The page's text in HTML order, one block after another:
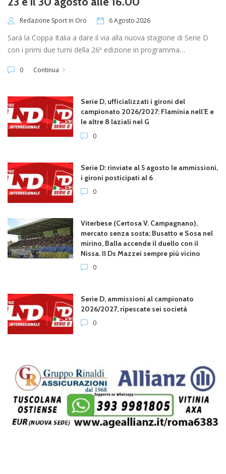
Redazione Sport In Oro 6 Agosto 2026
Sarà la Coppa Italia a dare il via alla nuova stagione di Serie D
con i primi due turni della 26ª edizione in programma…
0 Continua
Serie D, ufficializzati i gironi del
campionato 2026/2027: Flaminia nell’E e
le altre 8 laziali nel G
0
Serie D: rinviate al 5 agosto le ammissioni,
i gironi posticipati al 6
0
Viterbese (Certosa V. Campagnano),
mercato senza sosta: Busatto e Sosa nel
mirino, Balla accende il duello con il
Nissa. Il Ds Mazzei sempre più vicino
0
Serie D, ammissioni al campionato
2026/2027, ripescate sei società
0